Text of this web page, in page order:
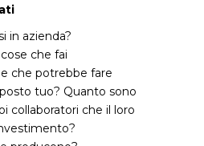
in azienda?
che fai
che potrebbe fare
tuo? Quanto sono
collaboratori che il loro